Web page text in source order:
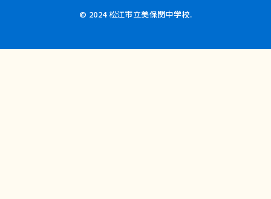
© 2024 松江市立美保関中学校.